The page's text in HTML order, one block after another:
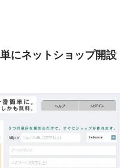
にネットショップ開設